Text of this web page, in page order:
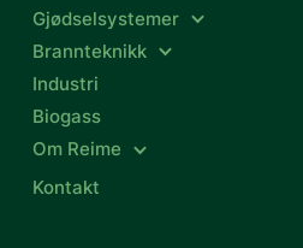
Gjødselsystemer
Brannteknikk
Industri
Biogass
Om Reime
Kontakt